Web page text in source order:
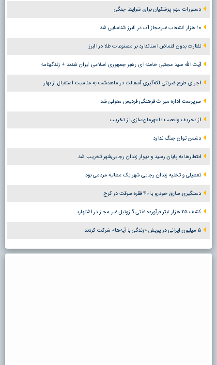
دستورات مهم پزشکیان برای شرایط جنگی
۱۰ هزار انشعاب غیرمجاز آب در البرز شناسایی شد
نظارت بدون اغماض استاندارد بر مصنوعات طلا در البرز
آیت الله سید مجتبی خامنه ای رهبر جمهوری اسلامی ایران شدند + زندگینامه
اجرای طرح ضربتی لکه‌گیری آسفالت در ماهدشت به مناسبت استقبال از بهار
سرپرست اداره میراث فرهنگی فردیس معرفی شد
از تحریف واقعیت تا قهرمان‌سازی از تخریب
دشمن توان جنگ ندارد
انتظارها به پایان رسید و دیوار زندان رجایی‌شهر تخریب شد
تعطیلی و تخلیه زندان رجایی شهر یک مطالبه مردمی بود
دستگیری سارق خودرو با ۴۰ فقره سرقت در کرج
کشف ۲۵ هزار لیتر فرآورده نفتی گازوئیل غیر مجاز در اشتهارد
۵ میلیون ایرانی در پویش «زندگی با آیه‌ها» شرکت کردند